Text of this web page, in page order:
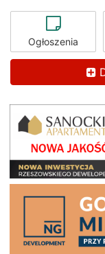
Ogłoszenia